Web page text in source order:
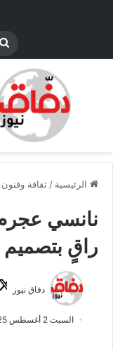
الرئيسية /ثقافة وفنون
نانسي
راقٍ بتصميم
دفاق نيوز
السبت 2 أغسطس 2025 الساعة 8:12 م